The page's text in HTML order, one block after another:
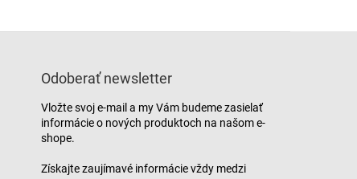
Odoberať newsletter
Vložte svoj e-mail a my Vám budeme zasielať
informácie o nových produktoch na našom e-
shope.